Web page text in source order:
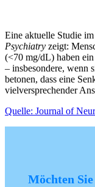
Eine aktuelle Studie im
Psychiatry zeigt:
(<70 mg/dL) haben
– insbesondere, wenn
betonen, dass eine
vielversprechender
Quelle: Journal of
Möchten